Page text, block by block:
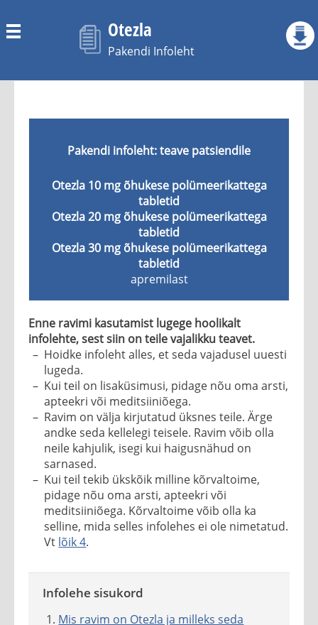
Menu
Mida On Vaja Teada Enne Otezla Võtmist
Kuidas Otezla’t Võtta
Võimalikud Kõrvaltoimed
Kuidas Otezla’t Säilitada
Pakendi Sisu Ja Muu Teave
Muuda Keelt
Pakendi infoleht: teave patsiendile
Otezla 10 mg õhukese polümeerikattega
tabletid
Otezla 20 mg õhukese polümeerikattega
tabletid
Otezla 30 mg õhukese polümeerikattega
tabletid
apremilast
Enne ravimi kasutamist lugege hoolikalt
infolehte, sest siin on teile vajalikku teavet.
Hoidke infoleht alles, et seda vajadusel uuesti
lugeda.
Kui teil on lisaküsimusi, pidage nõu oma arsti,
apteekri või meditsiiniõega.
Ravim on välja kirjutatud üksnes teile. Ärge
andke seda kellelegi teisele. Ravim võib olla
neile kahjulik, isegi kui haigusnähud on
sarnased.
Kui teil tekib ükskõik milline kõrvaltoime,
pidage nõu oma arsti, apteekri või
meditsiiniõega. Kõrvaltoime võib olla ka
selline, mida selles infolehes ei ole nimetatud.
Vt lõik 4.
Infolehe sisukord
Mis ravim on Otezla ja milleks seda